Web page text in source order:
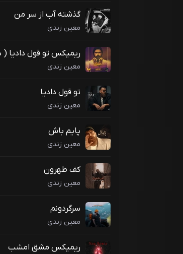
گذشته آب از سر من
معین زندی
ریمیکس تو قول دادیا ( دیجی دنیز )
معین زندی
تو قول دادیا
معین زندی
پایم باش
معین زندی
کف طهرون
معین زندی
سرگردونم
معین زندی
ریمیکس مشق امشب